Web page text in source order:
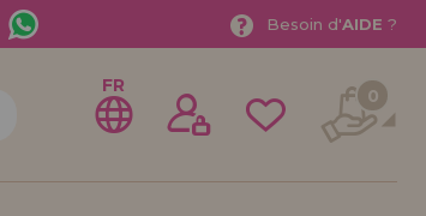
Besoin d'AIDE ?
FR 0